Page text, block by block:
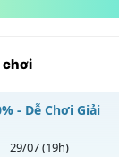
chơi
- Dễ Chơi Giải
29/07(19h)